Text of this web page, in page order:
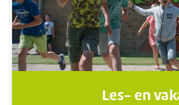
Les- en